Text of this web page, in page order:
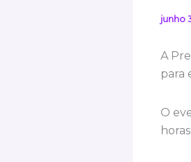
junho
A
para
O
horas.